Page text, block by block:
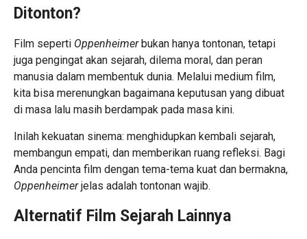
Ditonton?
Film seperti Oppenheimerbukan hanya tontonan, tetapi
juga pengingat akan sejarah, dilema moral, dan peran
manusia dalam membentuk dunia. Melalui medium film,
kita bisa merenungkan bagaimana keputusan yang dibuat
di masa lalu masih berdampak pada masa kini.
Inilah kekuatan sinema: menghidupkan kembali sejarah,
membangun empati, dan memberikan ruang refleksi. Bagi
Anda pencinta film dengan tema-tema kuat dan bermakna,
Oppenheimerjelas adalah tontonan wajib.
Alternatif Film Sejarah Lainnya